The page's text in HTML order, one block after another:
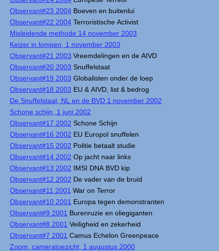
Observant#23 2004 Boeven en buitenlui
Observant#22 2004 Terroristische Activist
Misleidende methode 14 november 2003
Keizer in lompen, 1 november 2003
Observant#21 2003 Vreemdelingen en de AIVD
Observant#20 2003 Snuffelstaat
Observant#19 2003 Globalisten onder de loep
Observant#18 2003 EU & AIVD, list & bedrog
De Snuffelstaat, NL en de BVD 1 november 2002
Schone schijn, 1 juni 2002
Observant#17 2002 Schone Schijn
Observant#16 2002 EU Europol snuffelen
Observant#15 2002 Politie betaalt studie
Observant#14 2002 Op jacht naar links
Observant#13 2002 IMSI DNA BVD kip
Observant#12 2002 De vader van de bruid
Observant#11 2001 War on Terror
Observant#10 2001 Europa tegen demonstranten
Observant#9 2001 Burenruzie en oliegiganten
Observant#8 2001 Veiligheid en zekerheid
Observant#7 2001 Camus Echelon Greenpeace
Zoom, cameratoezicht, 1 augustus 2000